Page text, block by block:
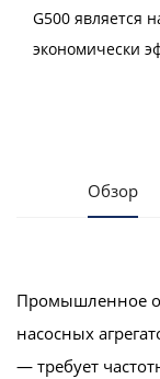
G500 является
экономически
Обзор
Промышленное
насосных
— требует